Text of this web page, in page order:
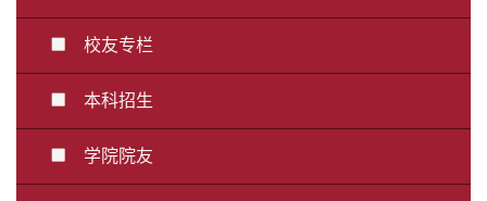
校友专栏
本科招生
学院院友